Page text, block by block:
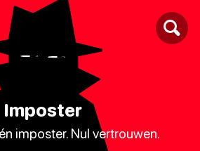
Imposter
imposter. Nul vertrouwen.